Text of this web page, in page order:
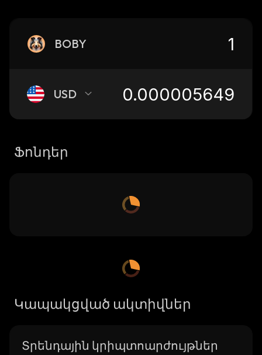
BOBY
USD
Ֆոնդեր
Կապակցված ակտիվներ
Տրենդային կրիպտոարժույթներ